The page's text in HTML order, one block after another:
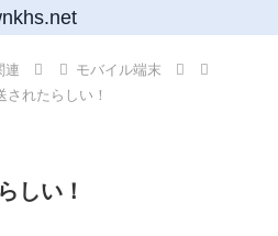
連
モバイル端末
されたらしい！
しい！